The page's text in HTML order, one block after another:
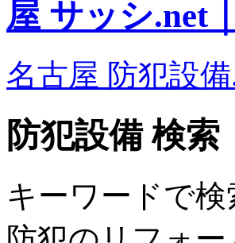
名古屋 防犯設
防犯設備 検索
キーワードで